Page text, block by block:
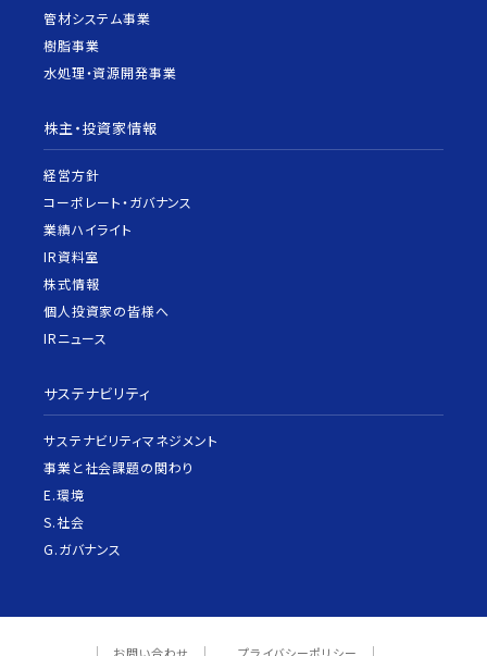
管材システム事業
樹脂事業
水処理・資源開発事業
株主・投資家情報
経営方針
コーポレート・ガバナンス
業績ハイライト
IR資料室
株式情報
個人投資家の皆様へ
IRニュース
サステナビリティ
サステナビリティマネジメント
事業と社会課題の関わり
E.環境
S.社会
G.ガバナンス